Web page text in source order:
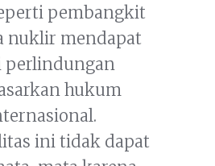
pembangkit
nuklir mendapat
perlindungan
hukum
ini tidak dapat